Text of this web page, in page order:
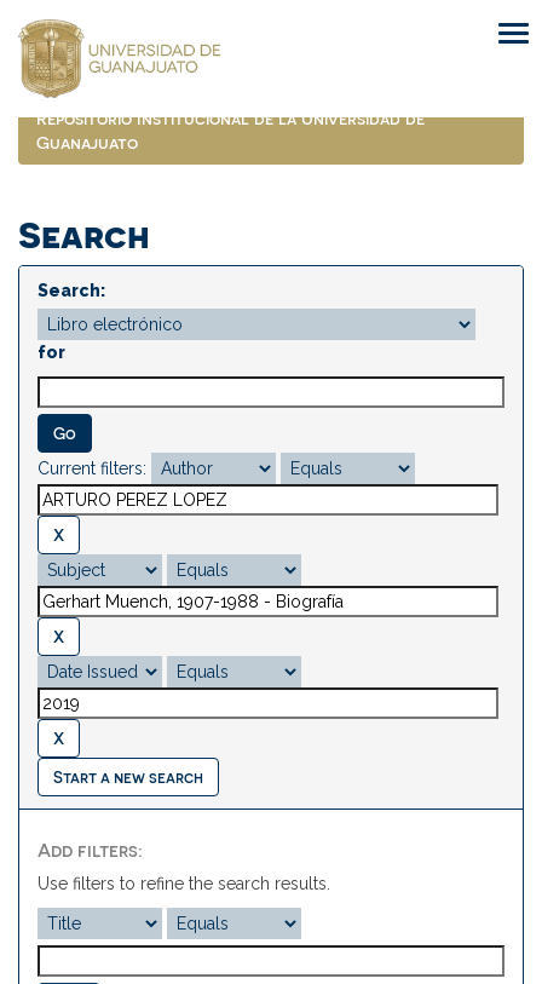
navigation
Repositorio Institucional de la Universidad de
Guanajuato
Search
Search:
for
Current filters:
Start a new search
Add filters:
Use filters to refine the search results.